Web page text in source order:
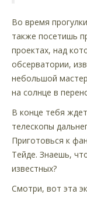
Во время
также посетишь
проектах, над
обсерватории,
небольшой
на солнце в
В конце тебя
телескопы
Приготовься к
Тейде. Знаешь,
известных?
Смотри, вот эта